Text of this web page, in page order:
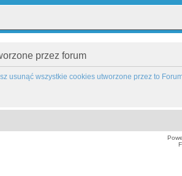
przez forum
usunąć wszystkie cookies utworzone przez to